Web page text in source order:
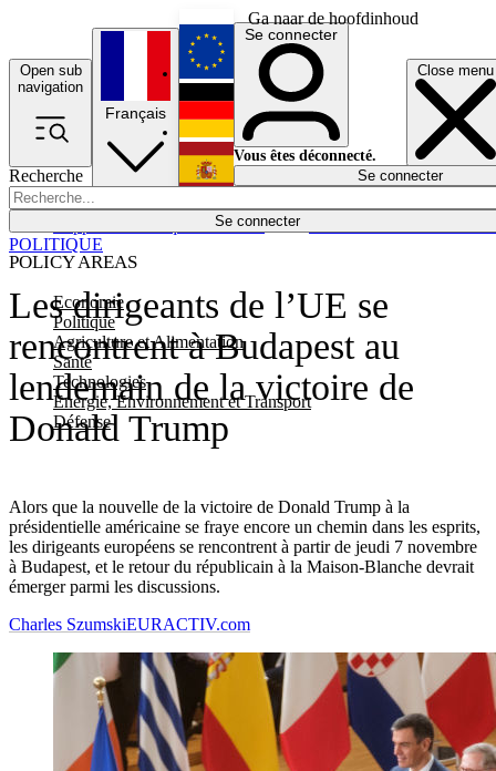
Ga naar de hoofdinhoud
Open sub
navigation
Close menu
Recherche
Se connecter
POLICY AREAS
Economie
Politique
Agriculture et Alimentation
Santé
Technologies
Energie, Environnement et Transport
Défense
Économie
Français
English
Deutsch
Español
Se connecter
Vous êtes déconnecté.
Se connecter
Les dirigeants de l’UE se
rencontrent à Budapest au
lendemain de la victoire de
Donald Trump
Alors que la nouvelle de la victoire de Donald Trump à la
présidentielle américaine se fraye encore un chemin dans les esprits,
les dirigeants européens se rencontrent à partir de jeudi 7 novembre
à Budapest, et le retour du républicain à la Maison-Blanche devrait
émerger parmi les discussions.
POLITIQUE
Charles SzumskiEURACTIV.com